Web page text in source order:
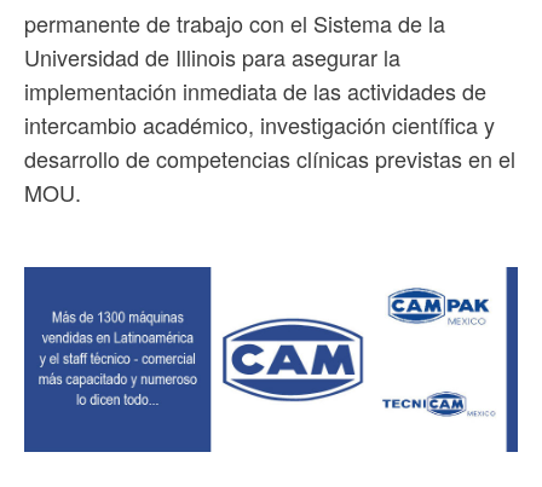
permanente de trabajo con el Sistema de la
Universidad de Illinois para asegurar la
implementación inmediata de las actividades de
intercambio académico, investigación científica y
desarrollo de competencias clínicas previstas en el
MOU.